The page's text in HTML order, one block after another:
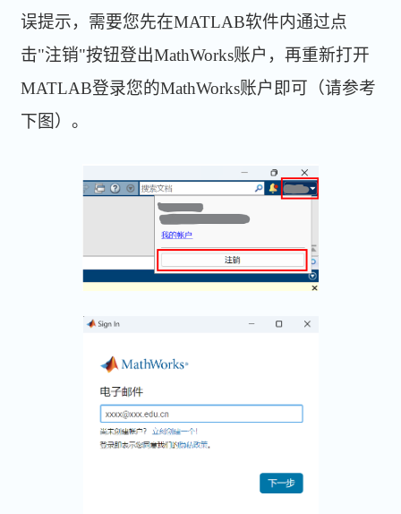
误提示，需要您先在MATLAB软件内通过点
击"注销"按钮登出MathWorks账户，再重新打开
MATLAB登录您的MathWorks账户即可（请参考
下图）。